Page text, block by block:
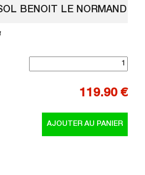
BENOIT LE NORMAND
119.90 €